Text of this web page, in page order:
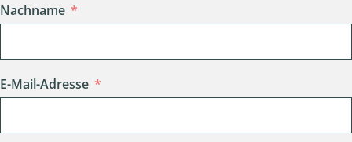
Nachname
E-Mail-Adresse